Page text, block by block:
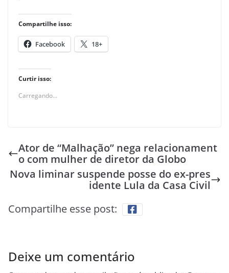
Compartilhe isso:
Facebook 18+
Curtir isso:
Carregando...
Ator de “Malhação” nega relacionament
o com mulher de diretor da Globo
Nova liminar suspende posse do ex-pres
idente Lula da Casa Civil
Compartilhe esse post:
Deixe um comentário